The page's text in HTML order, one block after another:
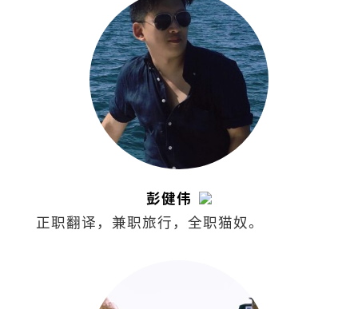
彭健伟
正职翻译，兼职旅行，全职猫奴。